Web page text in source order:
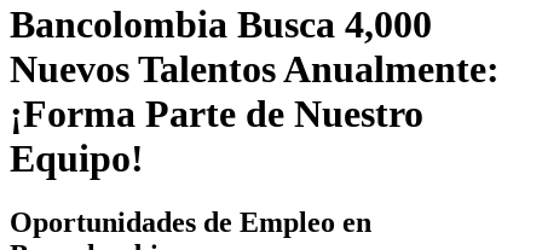
Bancolombia Busca 4,000
Nuevos Talentos Anualmente:
¡Forma Parte de Nuestro
Equipo!
Oportunidades de Empleo en